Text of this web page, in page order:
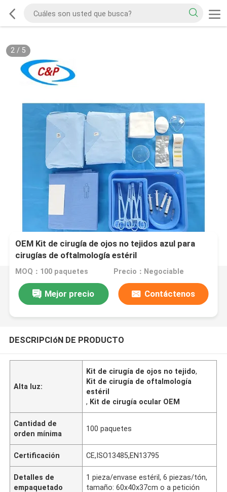
2/ 5
OEM Kit de cirugía de ojos no tejidos azul para
cirugías de oftalmología estéril
MOQ：100 paquetes Precio：Negociable
Mejor precio Contáctenos
DESCRIPCIóN DE PRODUCTO
Alta luz:
Kit de cirugía de ojos no tejido,
Kit de cirugía de oftalmología
estéril
, Kit de cirugía ocular OEM
Cantidad de
orden mínima
100 paquetes
Certificación CE,ISO13485,EN13795
Detalles de
empaquetado
1 pieza/envase estéril, 6 piezas/tón,
tamaño: 60x40x37cm o a petición